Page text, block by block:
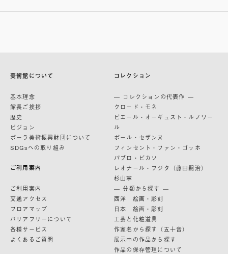
美術館について
基本理念
館長ご挨拶
歴史
ビジョン
ポーラ美術振興財団について
SDGsへの取り組み
ご利用案内
ご利用案内
交通アクセス
フロアマップ
バリアフリーについて
各種サービス
よくあるご質問
コレクション
— コレクションの代表作 —
クロード・モネ
ピエール・オーギュスト・ルノワー
ル
ポール・セザンヌ
フィンセント・ファン・ゴッホ
パブロ・ピカソ
レオナール・フジタ（藤田嗣治）
杉山寧
— 分類から探す —
西洋 絵画・彫刻
日本 絵画・彫刻
工芸と化粧道具
作家名から探す（五十音）
展示中の作品から探す
作品の保存管理について